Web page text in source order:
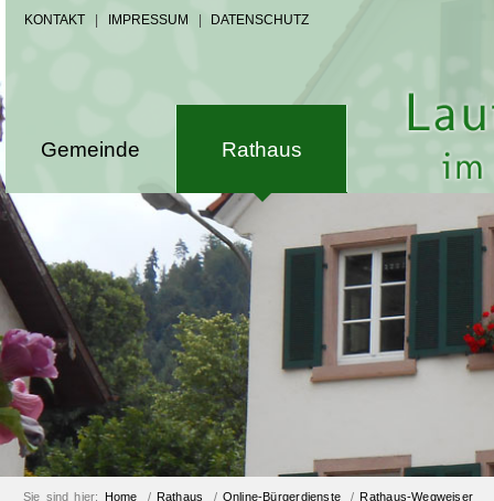
KONTAKT IMPRESSUM DATENSCHUTZ
Gemeinde Rathaus
Sie sind hier: Home / Rathaus / Online-Bürgerdienste / Rathaus-Wegweiser